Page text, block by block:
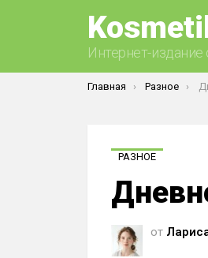
Интернет-
Вы здесь:
Главная Разное
РАЗНОЕ
от